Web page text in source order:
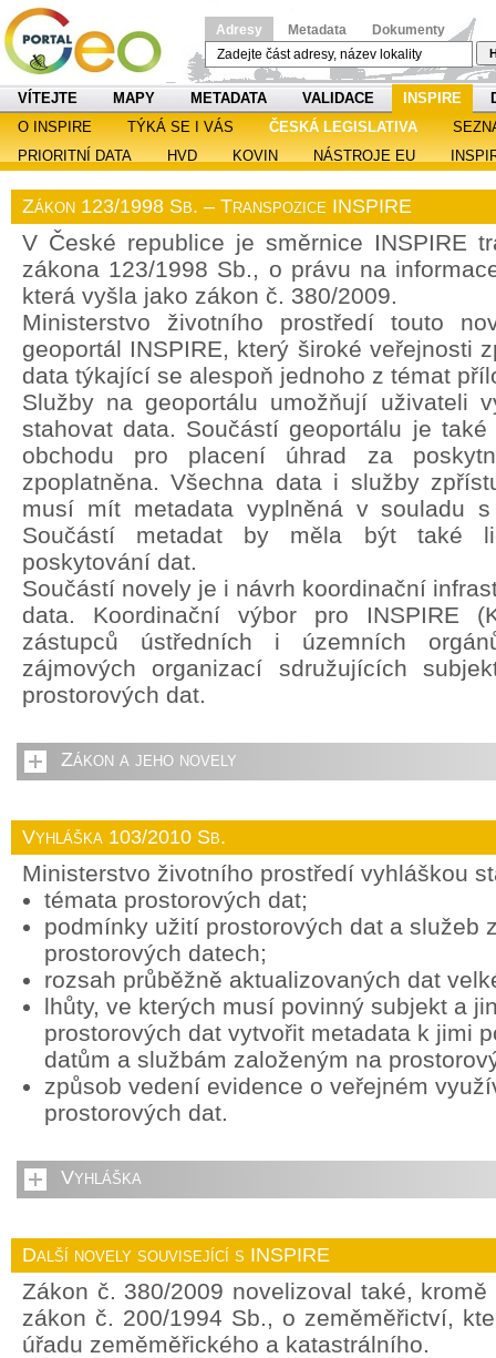
Adresy Metadata Dokumenty
VÍTEJTE MAPY METADATA VALIDACE INSPIRE
O INSPIRE
TÝKÁ SE I VÁS ČESKÁ LEGISLATIVA
PRIORITNÍ DATA
HVD KOVIN NÁSTROJE EU
Zákon 123/1998 Sb. – Transpozice INSPIRE
V České republice je směrnice INSPIRE
zákona 123/1998 Sb., o právu na
která vyšla jako zákon č. 380/2009.
Ministerstvo životního prostředí touto
geoportál INSPIRE, který široké veřejnosti
data týkající se alespoň jednoho z témat
Služby na geoportálu umožňují uživateli
stahovat data. Součástí geoportálu je také
obchodu pro placení úhrad za
zpoplatněna. Všechna data i služby
musí mít metadata vyplněná v souladu s
Součástí metadat by měla být také
poskytování dat.
Součástí novely je i návrh koordinační
data. Koordinační výbor pro INSPIRE
zástupců ústředních i územních
zájmových organizací sdružujících
prostorových dat.
Zákon a jeho novely
Vyhláška 103/2010 Sb.
Ministerstvo životního prostředí vyhláškou
témata prostorových dat;
podmínky užití prostorových dat a služeb
prostorových datech;
rozsah průběžně aktualizovaných dat
lhůty, ve kterých musí povinný subjekt a
prostorových dat vytvořit metadata k jimi
datům a službám založeným na
způsob vedení evidence o veřejném
prostorových dat.
Vyhláška
Další novely související s INSPIRE
Zákon č. 380/2009 novelizoval také,
zákon č. 200/1994 Sb., o zeměměřictví,
úřadu zeměměřického a katastrálního.